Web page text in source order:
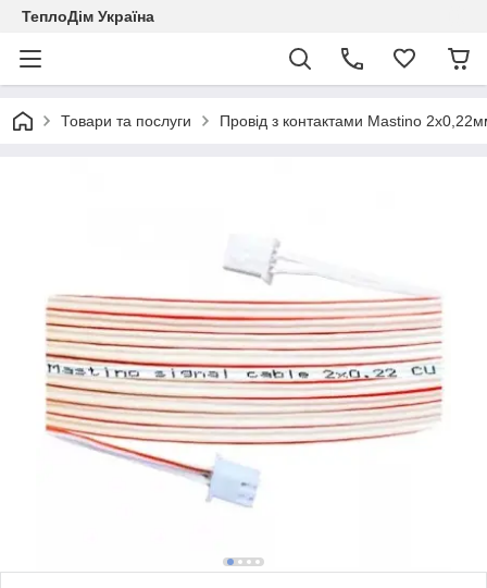
ТеплоДім Україна
Товари та послуги Провід з контактами Mastino